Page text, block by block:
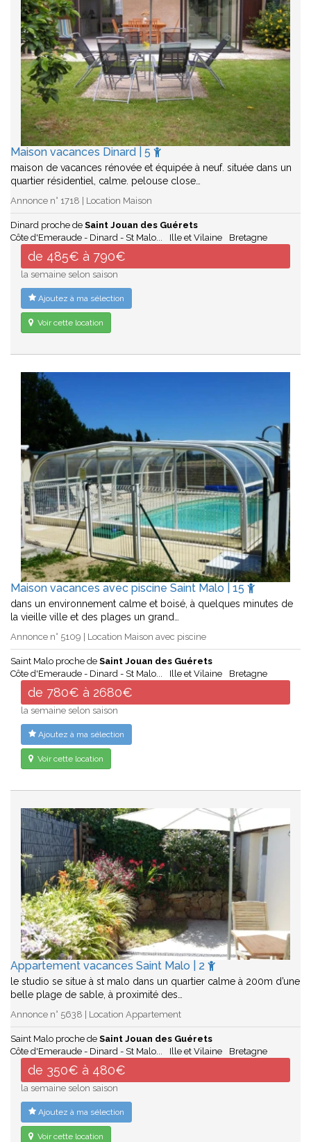
Maison vacances Dinard | 5
maison de vacances rénovée et équipée à neuf. située dans un
quartier résidentiel, calme. pelouse close…
Annonce n° 1718 | Location Maison
Dinard proche de Saint Jouan des Guérets
Côte d'Emeraude - Dinard - St Malo...
Ille et Vilaine Bretagne
de 485€ à 790€
la semaine selon saison
Ajoutez à ma sélection
Voir cette location
Maison vacances avec piscine Saint Malo | 15
dans un environnement calme et boisé, à quelques minutes de
la vieille ville et des plages un grand…
Annonce n° 5109 | Location Maison avec piscine
Saint Malo proche de Saint Jouan des Guérets
Côte d'Emeraude - Dinard - St Malo...
Ille et Vilaine Bretagne
de 780€ à 2680€
la semaine selon saison
Ajoutez à ma sélection
Voir cette location
Appartement vacances Saint Malo | 2
le studio se situe à st malo dans un quartier calme à 200m d’une
belle plage de sable, à proximité des…
Annonce n° 5638 | Location Appartement
Saint Malo proche de Saint Jouan des Guérets
Côte d'Emeraude - Dinard - St Malo...
Ille et Vilaine Bretagne
de 350€ à 480€
la semaine selon saison
Ajoutez à ma sélection
Voir cette location